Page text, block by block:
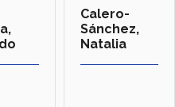
Calero-
Sánchez,
Natalia